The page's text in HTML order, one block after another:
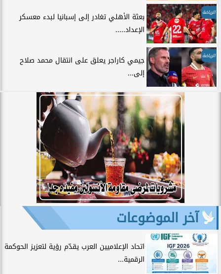
الرياضة
بعثة الأهلي تغادر إلى إسبانيا لبدء معسكر
الإعداد.....
الرياضة
جيمي كاراجر يعلق على انتقال محمد صلاح
إلى...
آخر الموضوعات
اتحاد الإعلاميين العرب يقدّم رؤية لتعزيز الحوكمة
الرقمية...